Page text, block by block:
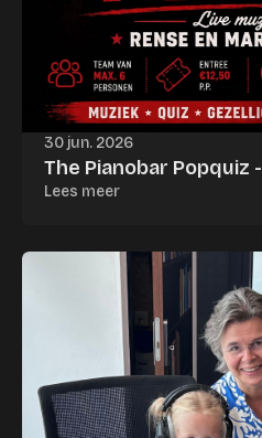
30 jun. 2026
The Pianobar Popquiz
Lees meer